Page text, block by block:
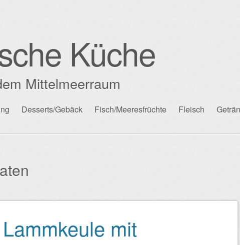
Küche
Mittelmeerraum
Desserts/Gebäck Fisch/Meeresfrüchte Fleisch
mit